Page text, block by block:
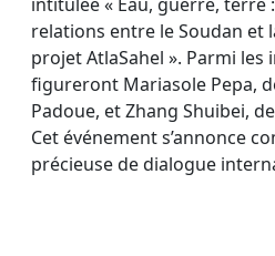
relations entre le Soudan et
projet AtlaSahel ». Parmi les
figureront Mariasole Pepa,
Padoue, et Zhang Shuibei,
Cet événement s’annonce
précieuse de dialogue